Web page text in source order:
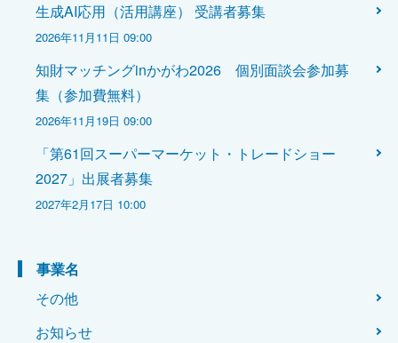
生成AI応用（活用講座） 受講者募集
2026年11月11日 09:00
知財マッチングinかがわ2026 個別面談会参加募
集（参加費無料）
2026年11月19日 09:00
「第61回スーパーマーケット・トレードショー
2027」出展者募集
2027年2月17日 10:00
事業名
その他
お知らせ